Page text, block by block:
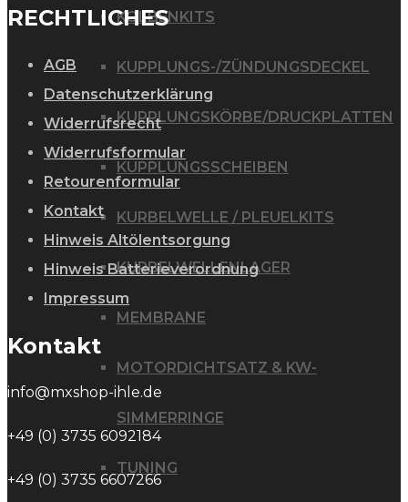
KOLBENKITS
KUPPLUNGS-/ZÜNDUNGSDECKEL
KUPPLUNGSKÖRBE/DRUCKPLATTEN
KUPPLUNGSSCHEIBEN
KURBELWELLE / PLEUELKITS
KURBELWELLENLAGER
MEMBRANE
MOTORDICHTSATZ & KW-
SIMMERRINGE
TUNING
RECHTLICHES
AGB
Datenschutzerklärung
Widerrufsrecht
Widerrufsformular
Retourenformular
Kontakt
Hinweis Altölentsorgung
Hinweis Batterieverordnung
Impressum
Kontakt
info@mxshop-ihle.de
+49 (0) 3735 6092184
+49 (0) 3735 6607266